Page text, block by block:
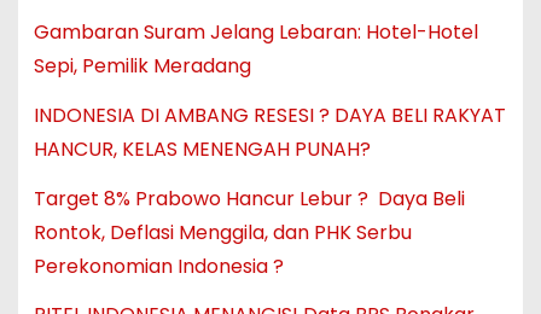
Gambaran Suram Jelang Lebaran: Hotel-Hotel
Sepi, Pemilik Meradang
INDONESIA DI AMBANG RESESI ? DAYA BELI RAKYAT
HANCUR, KELAS MENENGAH PUNAH?
Target 8% Prabowo Hancur Lebur ? Daya Beli
Rontok, Deflasi Menggila, dan PHK Serbu
Perekonomian Indonesia ?